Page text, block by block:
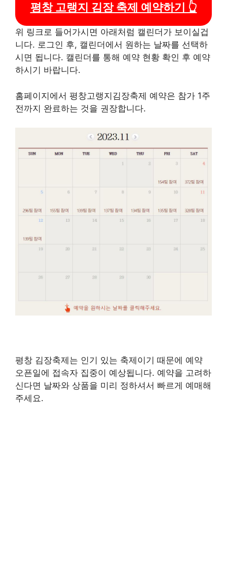
평창 고랭지 김장 축제 예약하기 👆
위 링크로 들어가시면 아래처럼 캘린더가 보이실겁
니다. 로그인 후, 캘린더에서 원하는 날짜를 선택하
시면 됩니다. 캘린더를 통해 예약 현황 확인 후 예약
하시기 바랍니다.
홈페이지에서 평창고랭지김장축제 예약은 참가 1주
전까지 완료하는 것을 권장합니다.
평창 김장축제는 인기 있는 축제이기 때문에 예약
오픈일에 접속자 집중이 예상됩니다. 예약을 고려하
신다면 날짜와 상품을 미리 정하셔서 빠르게 예매해
주세요.